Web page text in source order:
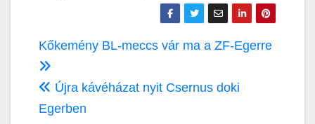
Bejegyzés
navigáció
Kőkemény BL-meccs vár ma a ZF-Egerre
Újra kávéházat nyit Csernus doki
Egerben